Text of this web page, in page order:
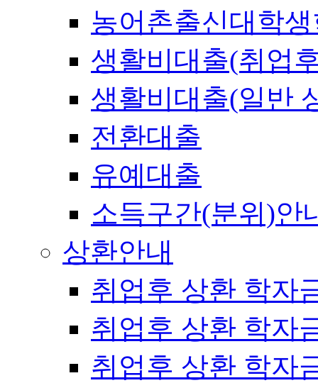
농어촌출신대학
생활비대출(취업
생활비대출(일반
전환대출
유예대출
소득구간(분위)안
상환안내
취업후 상환 학자
취업후 상환 학자
취업후 상환 학자